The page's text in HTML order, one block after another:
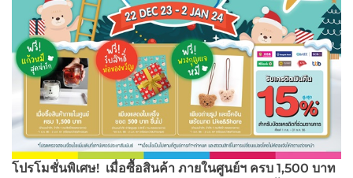
โปรโมชั่นพิเศษ! เมื่อซื้อสินค้า ภายในศูนย์ฯ ครบ 1,500 บาท